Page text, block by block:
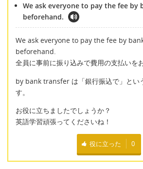
We ask everyone to pay the fee by
beforehand.
We ask everyone to pay the fee by
beforehand.
全員に事前に振り込みで費用の支払いを
by bank transfer は「銀行振込で」とい
す。
お役に立ちましたでしょうか？
英語学習頑張ってくださいね！
役に立った 0